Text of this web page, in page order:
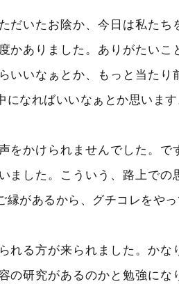
だいたお陰か、今日は私たち
かありました。ありがたいこ
いいなぁとか、もっと当たり
になればいいなぁとか思います
をかけられませんでした。で
ました。こういう、路上での
縁があるから、グチコレをやっ
れる方が来られました。かな
の研究があるのかと勉強にな